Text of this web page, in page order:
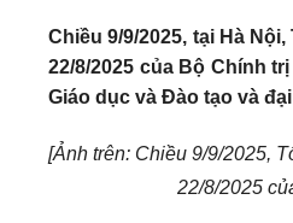
Chiều 9/9/2025, tại Hà
22/8/2025 của Bộ Chính
Giáo dục và Đào tạo và
[Ảnh trên: Chiều 9/9/2025,
22/8/2025